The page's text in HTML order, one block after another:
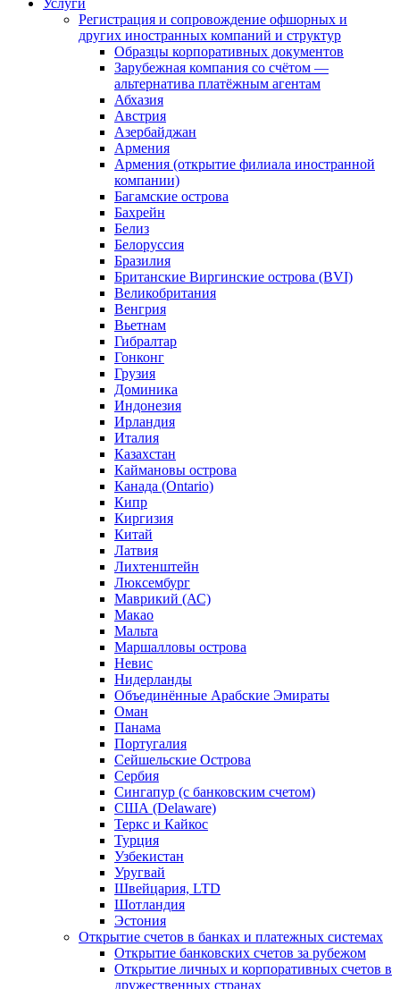
Услуги
Регистрация и сопровождение офшорных и
других иностранных компаний и структур
Образцы корпоративных документов
Зарубежная компания со счётом —
альтернатива платёжным агентам
Абхазия
Австрия
Азербайджан
Армения
Армения (открытие филиала иностранной
компании)
Багамские острова
Бахрейн
Белиз
Белоруссия
Бразилия
Британские Виргинские острова (BVI)
Великобритания
Венгрия
Вьетнам
Гибралтар
Гонконг
Грузия
Доминика
Индонезия
Ирландия
Италия
Казахстан
Каймановы острова
Канада (Ontario)
Кипр
Киргизия
Китай
Латвия
Лихтенштейн
Люксембург
Маврикий (АС)
Макао
Мальта
Маршалловы острова
Нeвис
Нидерланды
Объединённые Арабские Эмираты
Оман
Панама
Португалия
Сейшельские Острова
Сербия
Сингапур (c банковским счетом)
США (Delaware)
Теркс и Кайкос
Турция
Узбекистан
Уругвай
Швейцария, LTD
Шотландия
Эстония
Открытие счетов в банках и платежных системах
Открытие банковских счетов за рубежом
Открытие личных и корпоративных счетов в
дружественных странах